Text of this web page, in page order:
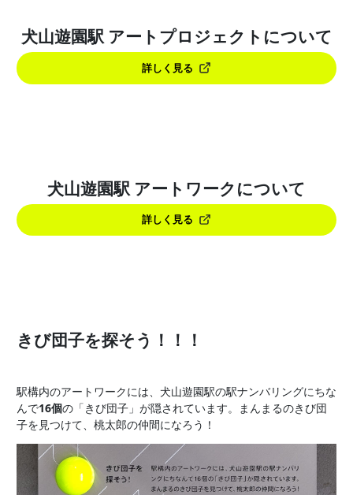
犬山遊園駅 アートプロジェクトについて
詳しく見る
犬山遊園駅 アートワークについて
詳しく見る
きび団子を探そう！！！
駅構内のアートワークには、犬山遊園駅の駅ナンバリングにちな
んで16個の「きび団子」が隠されています。まんまるのきび団
子を見つけて、桃太郎の仲間になろう！